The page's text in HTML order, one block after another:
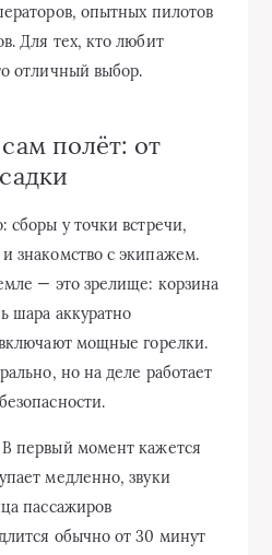
опытных пилотов
Для тех, кто любит
отличный выбор.
полёт: от
сборы у точки встречи,
знакомство с экипажем.
— это зрелище: корзина
шара аккуратно
мощные горелки.
но на деле работает
первый момент кажется
медленно, звуки
пассажиров
обычно от 30 минут